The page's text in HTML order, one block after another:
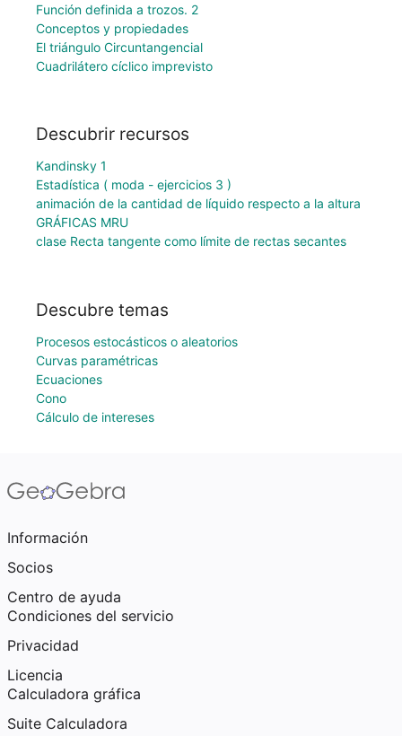
Función definida a trozos. 2
Conceptos y propiedades
El triángulo Circuntangencial
Cuadrilátero cíclico imprevisto
Descubrir recursos
Kandinsky 1
Estadística ( moda - ejercicios 3 )
animación de la cantidad de líquido respecto a la altura
GRÁFICAS MRU
clase Recta tangente como límite de rectas secantes
Descubre temas
Procesos estocásticos o aleatorios
Curvas paramétricas
Ecuaciones
Cono
Cálculo de intereses
Información
Socios
Centro de ayuda
Condiciones del servicio
Privacidad
Licencia
Calculadora gráfica
Suite Calculadora